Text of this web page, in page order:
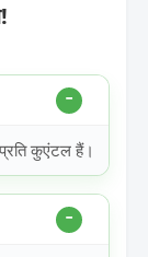
कुएंटल हैं।